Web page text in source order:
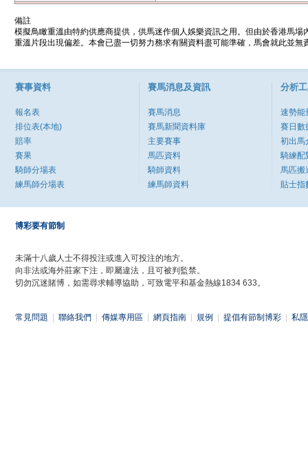
備註
模擬鳥瞰重溫由特約供應商提供，供馬迷作個人娛樂資訊之用。但由於香港馬
重溫片段出現偏差。本會已盡一切努力務求有關資料盡可能準確，馬會就此並
賽事資料
報名表
排位表(本地)
賠率
賽果
騎師分場表
練馬師分場表
賽馬消息及資訊
賽馬消息
賽馬新聞資料庫
主要賽事
馬匹資料
騎師資料
練馬師資料
分析
速勢能
賽日數
初出馬
騎練配
馬匹搬
貼士指
博彩要有節制
未滿十八歲人士不得投注或進入可投注的地方。
向非法或海外莊家下注，即屬違法，且可被判監禁。
切勿沉迷賭博，如需尋求輔導協助，可致電平和基金熱線1834 633。
常見問題 聯絡我們 傳媒專用區 網頁指南 規例 提倡有節制博彩 私